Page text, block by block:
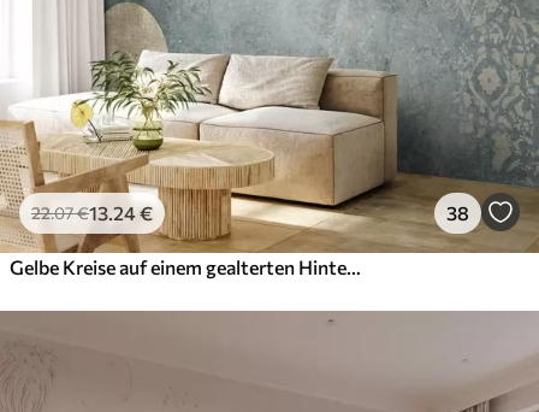
22.07€13 .24€ 38